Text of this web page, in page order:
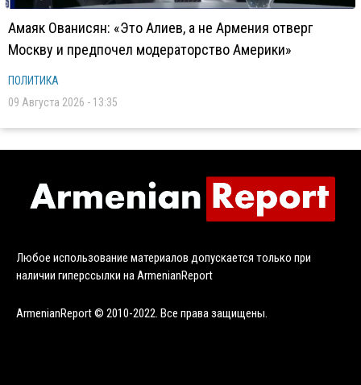
Амаяк Ованисян: «Это Алиев, а не Армения отверг
Москву и предпочел модераторство Америки»
ПОЛИТИКА
09 Августа 2026 - 13:35
Любое использование материалов допускается только при
наличии гиперссылки на ArmenianReport
ArmenianReport © 2010-2022. Все права защищены.